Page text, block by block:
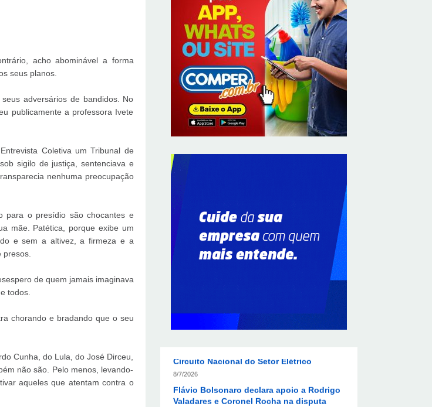
acho abominável a forma
seus planos.
adversários de bandidos. No
publicamente a professora Ivete
Coletiva um Tribunal de
sigilo de justiça, sentenciava e
nenhuma preocupação
para o presídio são chocantes e
mãe. Patética, porque exibe um
e sem a altivez, a firmeza e a
de quem jamais imaginava
todos.
chorando e bradando que o seu
Cunha, do Lula, do José Dirceu,
não são. Pelo menos, levando-
aqueles que atentam contra o
Em convenção do Republicanos, Flávio
Bolsonaro anuncia apoio a Cristiane Britto
ABIMAQ promove workshop sobre contas
8/7/2026
KRJ destaca conector KARP durante o 55º
Flávio Bolsonaro declara apoio a Rodrigo
Valadares e Coronel Rocha na disputa
pelo Senado em Sergipe
8/7/2026